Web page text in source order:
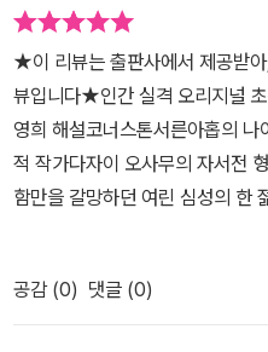
찔할 만큼 음산한 그림이 완성됐
슴속에 숨긴 나의 정체다. 겉으로
실 난 이런 음울한 마음을 갖고
했지만, 다케이치 말고는 그 누구
대 짓' 저변에 깔린 음산함을 간
도 싫었습니다. p.39[서평] 인간
하녀에게서 성적 희롱을 당하면
동안 쌓인 게 얼마나 많을까?'
를 가여운 시선으로 바라보게 만
★이 리뷰는 출판사에서 제공받
뷰입니다★인간 실격 오리지널
영희 해설코너스톤서른아홉의
적 작가다자이 오사무의 자서전
함만을 갈망하던 여린 심성의 한
자이자 이방인으로 사는 태도를
번째 수기는 중고등 대학교세 번
이루어지고 있습니다.유년 시절
공감 (0) 댓글 (0)